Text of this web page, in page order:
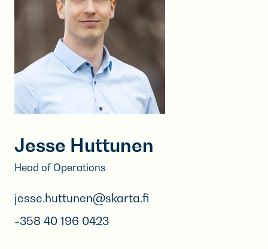
Jesse Huttunen
Head of Operations
jesse.huttunen@skarta.fi
+358 40 196 0423